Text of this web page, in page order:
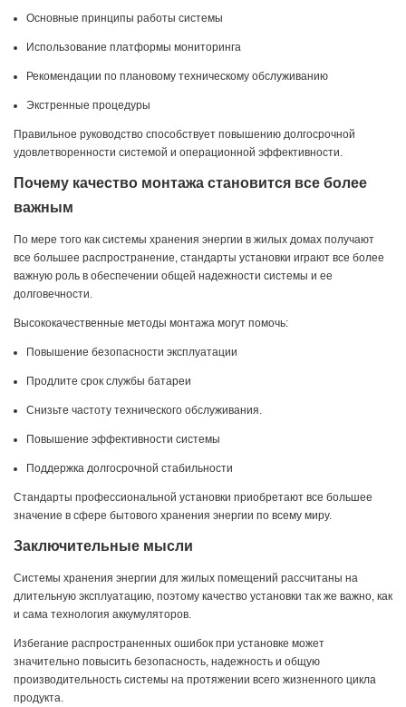
Основные принципы работы системы
Использование платформы мониторинга
Рекомендации по плановому техническому обслуживанию
Экстренные процедуры
Правильное руководство способствует повышению долгосрочной
удовлетворенности системой и операционной эффективности.
Почему качество монтажа становится все более
важным
По мере того как системы хранения энергии в жилых домах получают
все большее распространение, стандарты установки играют все более
важную роль в обеспечении общей надежности системы и ее
долговечности.
Высококачественные методы монтажа могут помочь:
Повышение безопасности эксплуатации
Продлите срок службы батареи
Снизьте частоту технического обслуживания.
Повышение эффективности системы
Поддержка долгосрочной стабильности
Стандарты профессиональной установки приобретают все большее
значение в сфере бытового хранения энергии по всему миру.
Заключительные мысли
Системы хранения энергии для жилых помещений рассчитаны на
длительную эксплуатацию, поэтому качество установки так же важно, как
и сама технология аккумуляторов.
Избегание распространенных ошибок при установке может
значительно повысить безопасность, надежность и общую
производительность системы на протяжении всего жизненного цикла
продукта.